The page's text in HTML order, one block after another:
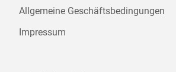
Allgemeine Geschäftsbedingungen
Impressum